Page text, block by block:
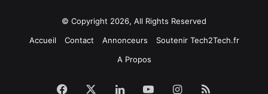
© Copyright 2026, All Rights Reserved
Accueil
Contact Annonceurs
Soutenir Tech2Tech.fr
A Propos
Facebook LinkedinYouTubeInstagram